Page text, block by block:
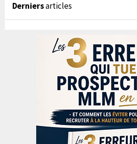
Derniersarticles